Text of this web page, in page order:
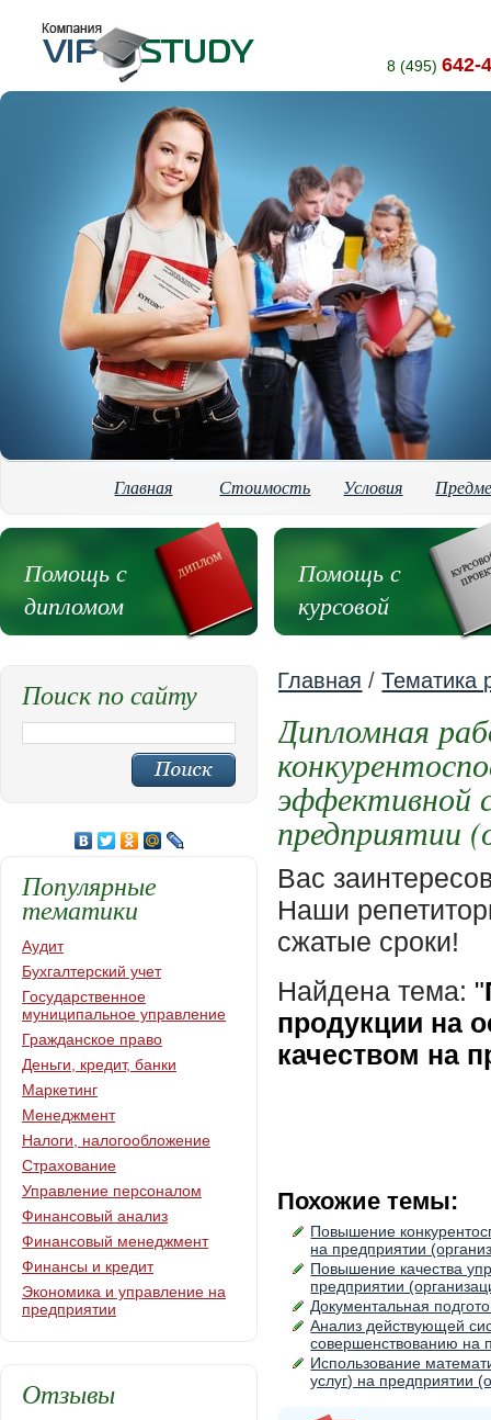
8 (495) 642-
Главная Стоимость Условия
Помощь с
дипломом
Помощь с
курсовой
Главная /Тематика
Дипломная
эффективной
предприятии
Вас
Наши
сжатые сроки!
Найдена тема: "
продукции на
качеством на
Похожие темы:
Повышение
на предприятии
Повышение качества
предприятии
Документальная
Анализ действующей
совершенствованию на
Использование
услуг) на предприятии
Поиск по сайту
Популярные
тематики
Аудит
Бухгалтерский учет
Государственное
муниципальное управление
Гражданское право
Деньги, кредит, банки
Маркетинг
Менеджмент
Налоги, налогообложение
Страхование
Управление персоналом
Финансовый анализ
Финансовый менеджмент
Финансы и кредит
Экономика и управление на
предприятии
Отзывы